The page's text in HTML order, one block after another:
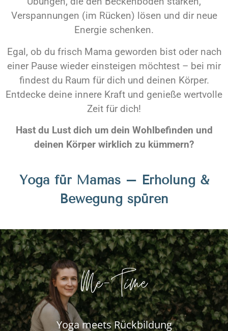
Verspannungen (im Rücken) lösen und dir neue
Energie schenken.
Egal, ob du frisch Mama geworden bist oder nach
einer Pause wieder einsteigen möchtest – bei mir
findest du Raum für dich und deinen Körper.
Entdecke deine innere Kraft und genieße wertvolle
Zeit für dich!
Hast du Lust dich um dein Wohlbefinden und
deinen Körper wirklich zu kümmern?
Yoga für Mamas – Erholung &
Bewegung spüren
Me-Time
Yoga meets Rückbildung